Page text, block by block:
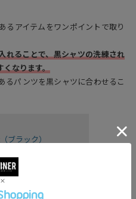
るアイテムをワンポイントで取り
れることで、黒シャツの洗練され
くなります。
るパンツを黒シャツに合わせるこ
ブラック）
詳しく見る